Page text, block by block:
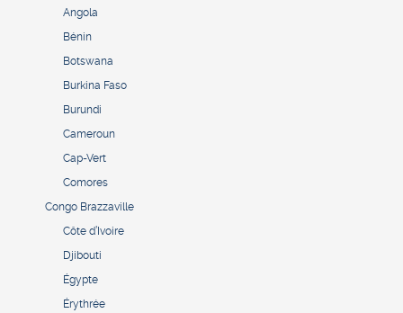
Angola
Bénin
Botswana
Burkina Faso
Burundi
Cameroun
Cap-Vert
Comores
Congo Brazzaville
Côte d’Ivoire
Djibouti
Égypte
Érythrée